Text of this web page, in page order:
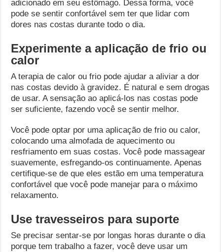
adicionado em seu estômago. Dessa forma, você
pode se sentir confortável sem ter que lidar com
dores nas costas durante todo o dia.
Experimente a aplicação de frio ou
calor
A terapia de calor ou frio pode ajudar a aliviar a dor
nas costas devido à gravidez. É natural e sem drogas
de usar. A sensação ao aplicá-los nas costas pode
ser suficiente, fazendo você se sentir melhor.
Você pode optar por uma aplicação de frio ou calor,
colocando uma almofada de aquecimento ou
resfriamento em suas costas. Você pode massagear
suavemente, esfregando-os continuamente. Apenas
certifique-se de que eles estão em uma temperatura
confortável que você pode manejar para o máximo
relaxamento.
Use travesseiros para suporte
Se precisar sentar-se por longas horas durante o dia
porque tem trabalho a fazer, você deve usar um